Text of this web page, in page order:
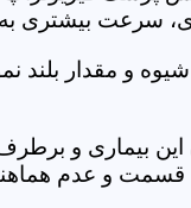
سرعت بیشتری
و مقدار بلند
این
قسمت و عدم